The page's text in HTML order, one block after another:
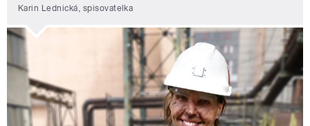
Karin Lednická, spisovatelka